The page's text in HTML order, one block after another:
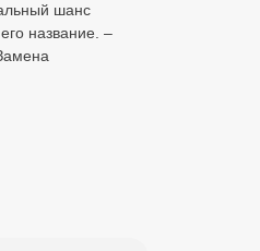
шанс
название. –